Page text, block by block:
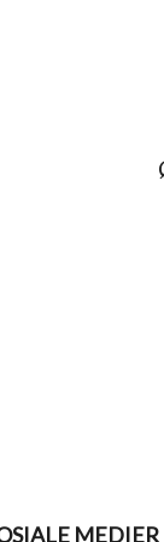
MEDIER